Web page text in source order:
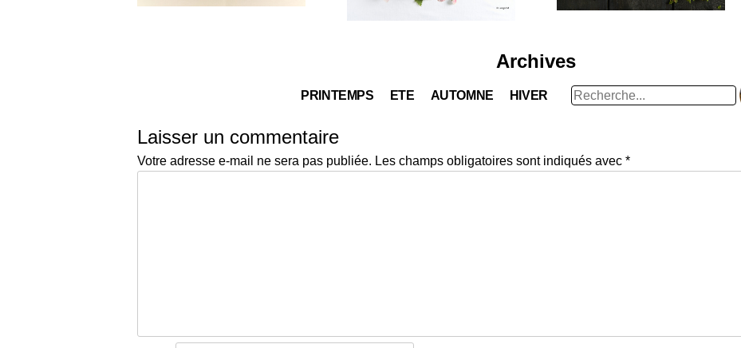
Archives
PRINTEMPS ETE AUTOMNE HIVER
Rechercher
:
Laisser un commentaire
Votre adresse e-mail ne sera pas publiée. Les champs obligatoires sont indiqués avec *